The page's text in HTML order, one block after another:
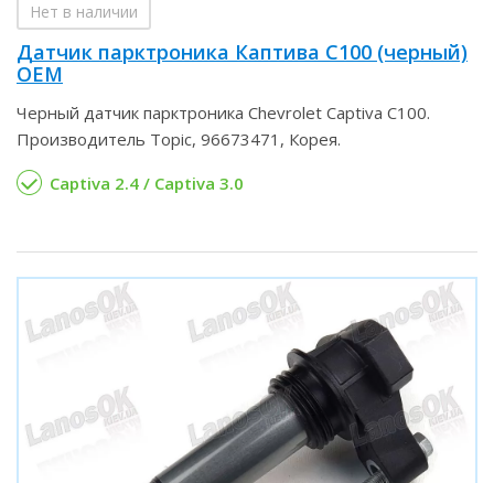
Нет в наличии
Датчик парктроника Каптива С100 (черный)
OEM
Черный датчик парктроника Chevrolet Captiva С100.
Производитель Topic, 96673471, Корея.
Captiva 2.4 / Captiva 3.0